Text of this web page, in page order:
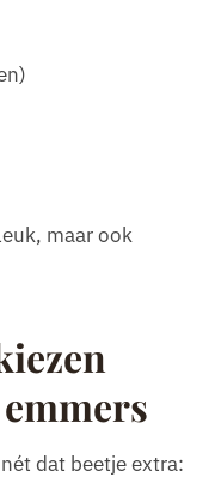
maar ook
dat beetje extra: